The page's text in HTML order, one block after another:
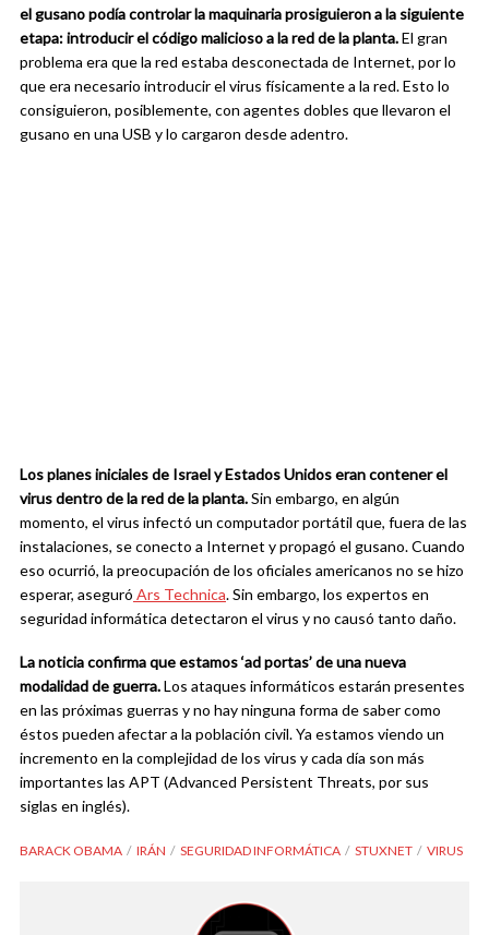
el gusano podía controlar la maquinaria prosiguieron a la siguiente
etapa: introducir el código malicioso a la red de la planta.El gran
problema era que la red estaba desconectada de Internet, por lo
que era necesario introducir el virus físicamente a la red. Esto lo
consiguieron, posiblemente, con agentes dobles que llevaron el
gusano en una USB y lo cargaron desde adentro.
Los planes iniciales de Israel y Estados Unidos eran contener el
virus dentro de la red de la planta.Sin embargo, en algún
momento, el virus infectó un computador portátil que, fuera de las
instalaciones, se conecto a Internet y propagó el gusano. Cuando
eso ocurrió, la preocupación de los oficiales americanos no se hizo
esperar, aseguró Ars Technica. Sin embargo, los expertos en
seguridad informática detectaron el virus y no causó tanto daño.
La noticia confirma que estamos ‘ad portas’ de una nueva
modalidad de guerra.Los ataques informáticos estarán presentes
en las próximas guerras y no hay ninguna forma de saber como
éstos pueden afectar a la población civil. Ya estamos viendo un
incremento en la complejidad de los virus y cada día son más
importantes las APT (Advanced Persistent Threats, por sus
siglas en inglés).
BARACK OBAMA IRÁN SEGURIDAD INFORMÁTICA STUXNET VIRUS